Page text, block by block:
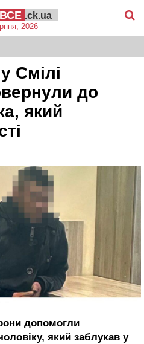
ВСЕ .ck.ua
2026
Смілі
до
який
допомогли
який заблукав у